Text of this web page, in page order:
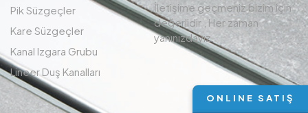
Pik Süzgeçler
Kare Süzgeçler
Kanal Izgara Grubu
Lineer Duş Kanalları
İletişime geçmeniz bizim için
değerlidir , Her zaman
yanınızdayız.
ONLINE SATIŞ